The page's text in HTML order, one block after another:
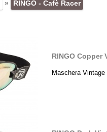
» RINGO - Cafè Racer
RINGO Copper
Maschera